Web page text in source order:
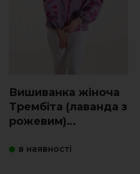
Вишиванка жіноча
Трембіта (лаванда з
рожевим)
в наявності